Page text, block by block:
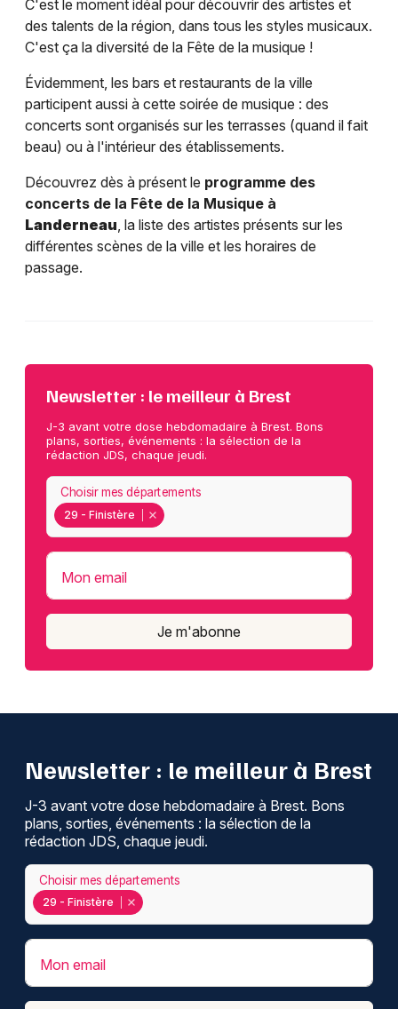
C'est le moment idéal pour découvrir des artistes et
des talents de la région, dans tous les styles musicaux.
C'est ça la diversité de la Fête de la musique !
Évidemment, les bars et restaurants de la ville
participent aussi à cette soirée de musique : des
concerts sont organisés sur les terrasses (quand il fait
beau) ou à l'intérieur des établissements.
Découvrez dès à présent le programme des
concerts de la Fête de la Musique à
Landerneau, la liste des artistes présents sur les
différentes scènes de la ville et les horaires de
passage.
Newsletter : le meilleur à Brest
J-3 avant votre dose hebdomadaire à Brest. Bons
plans, sorties, événements : la sélection de la
rédaction JDS, chaque jeudi.
29 - Finistère
Choisir mes départements
Mon email
Je m'abonne
Newsletter : le meilleur à Brest
J-3 avant votre dose hebdomadaire à Brest. Bons
plans, sorties, événements : la sélection de la
rédaction JDS, chaque jeudi.
29 - Finistère
Choisir mes départements
Mon email